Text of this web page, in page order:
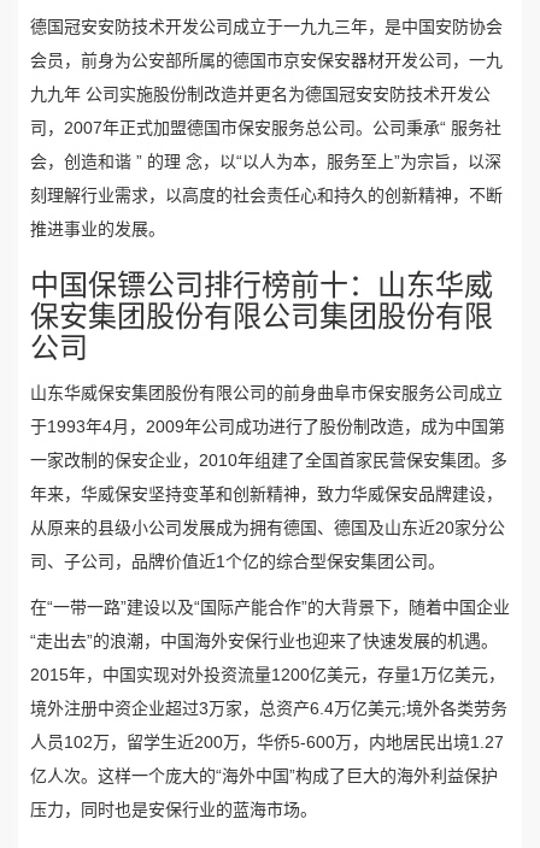
德国冠安安防技术开发公司成立于一九九三年，是中国安防协会
会员，前身为公安部所属的德国市京安保安器材开发公司，一九
九九年 公司实施股份制改造并更名为德国冠安安防技术开发公
司，2007年正式加盟德国市保安服务总公司。公司秉承“ 服务社
会，创造和谐 ” 的理 念，以“以人为本，服务至上”为宗旨，以深
刻理解行业需求，以高度的社会责任心和持久的创新精神，不断
推进事业的发展。
中国保镖公司排行榜前十：山东华威
保安集团股份有限公司集团股份有限
公司
山东华威保安集团股份有限公司的前身曲阜市保安服务公司成立
于1993年4月，2009年公司成功进行了股份制改造，成为中国第
一家改制的保安企业，2010年组建了全国首家民营保安集团。多
年来，华威保安坚持变革和创新精神，致力华威保安品牌建设，
从原来的县级小公司发展成为拥有德国、德国及山东近20家分公
司、子公司，品牌价值近1个亿的综合型保安集团公司。
在“一带一路”建设以及“国际产能合作”的大背景下，随着中国企业
“走出去”的浪潮，中国海外安保行业也迎来了快速发展的机遇。
2015年，中国实现对外投资流量1200亿美元，存量1万亿美元，
境外注册中资企业超过3万家，总资产6.4万亿美元;境外各类劳务
人员102万，留学生近200万，华侨5-600万，内地居民出境1.27
亿人次。这样一个庞大的“海外中国”构成了巨大的海外利益保护
压力，同时也是安保行业的蓝海市场。